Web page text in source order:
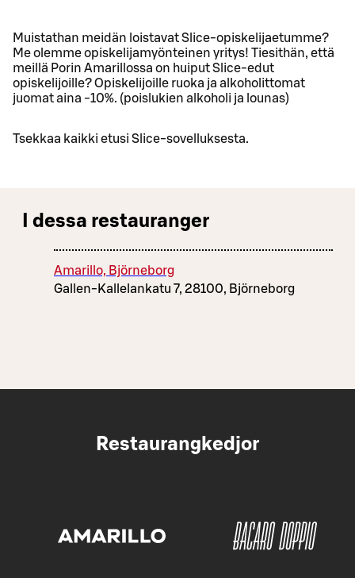
Muistathan meidän loistavat Slice-opiskelijaetumme?
Me olemme opiskelijamyönteinen yritys! Tiesithän, että
meillä Porin Amarillossa on huiput Slice-edut
opiskelijoille? Opiskelijoille ruoka ja alkoholittomat
juomat aina -10%. (poislukien alkoholi ja lounas)
Tsekkaa kaikki etusi Slice-sovelluksesta.
I dessa restauranger
Amarillo, Björneborg
Gallen-Kallelankatu 7, 28100, Björneborg
Restaurangkedjor